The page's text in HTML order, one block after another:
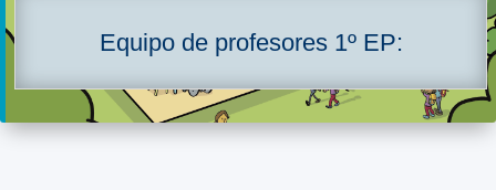
Equipo de profesores 1º EP: